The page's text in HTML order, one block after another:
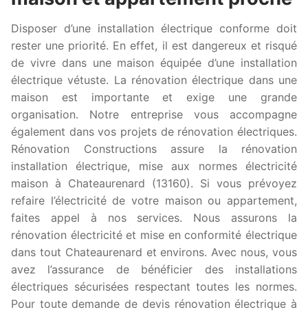
Disposer d’une installation électrique conforme doit
rester une priorité. En effet, il est dangereux et risqué
de vivre dans une maison équipée d’une installation
électrique vétuste. La rénovation électrique dans une
maison est importante et exige une grande
organisation. Notre entreprise vous accompagne
également dans vos projets de rénovation électriques.
Rénovation Constructions assure la rénovation
installation électrique, mise aux normes électricité
maison à Chateaurenard (13160). Si vous prévoyez
refaire l’électricité de votre maison ou appartement,
faites appel à nos services. Nous assurons la
rénovation électricité et mise en conformité électrique
dans tout Chateaurenard et environs. Avec nous, vous
avez l’assurance de bénéficier des installations
électriques sécurisées respectant toutes les normes.
Pour toute demande de devis rénovation électrique à